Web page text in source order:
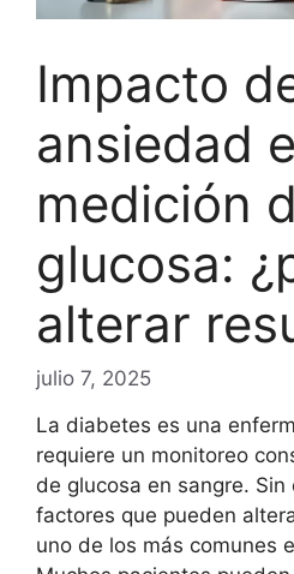
Impacto
ansiedad
medición
glucosa:
alterar
julio 7, 2025
La diabetes es una
requiere un monitoreo
de glucosa en sangre. Sin
factores que pueden
uno de los más comunes